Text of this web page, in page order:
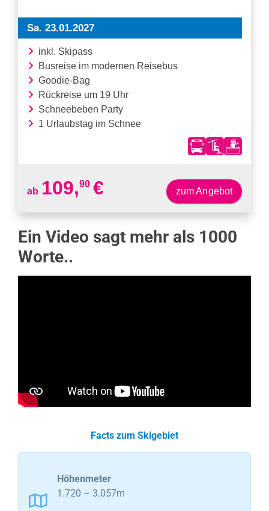
Ein Video sagt mehr als 1000
Worte..
Facts zum Skigebiet
Höhenmeter
1.720 – 3.057m